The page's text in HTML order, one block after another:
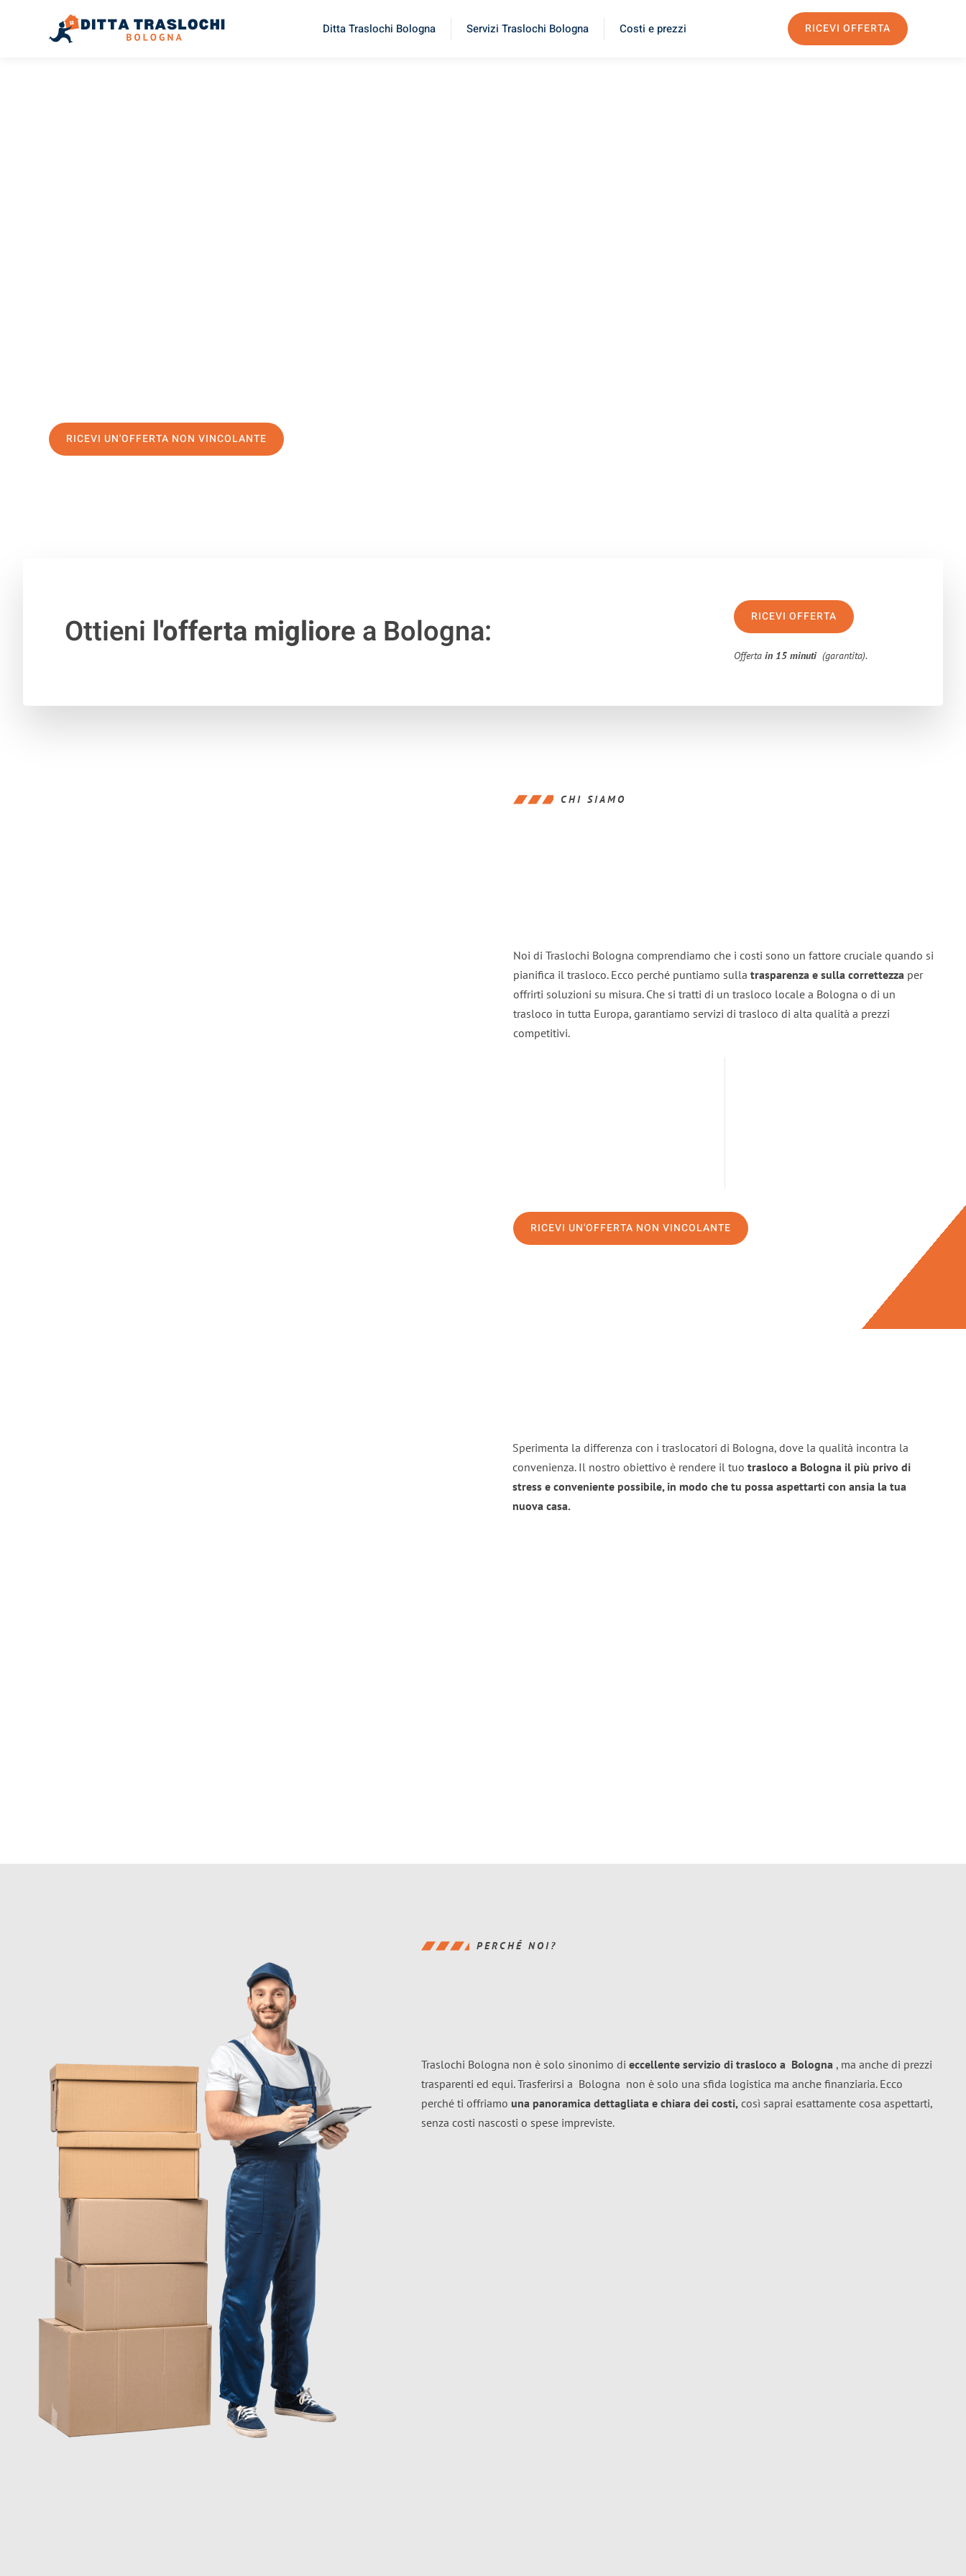
Ditta Traslochi Bologna Servizi Traslochi Bologna Costi e prezzi RICEVI OFFERTA
RICEVI UN'OFFERTA NON VINCOLANTE
Ottieni l'offerta migliorea Bologna: RICEVI OFFERTA
Offertain 15 minuti (garantita).
CHI SIAMO
Noi di Traslochi Bologna comprendiamo che i costi sono un fattore cruciale quando si
pianifica il trasloco. Ecco perché puntiamo sulla trasparenza e sulla correttezza per
offrirti soluzioni su misura. Che si tratti di un trasloco locale a Bologna o di un
trasloco in tutta Europa, garantiamo servizi di trasloco di alta qualità a prezzi
competitivi.
RICEVI UN'OFFERTA NON VINCOLANTE
Sperimenta la differenza con i traslocatori di Bologna, dove la qualità incontra la
convenienza. Il nostro obiettivo è rendere il tuo trasloco a Bologna il più privo di
stress e conveniente possibile, in modo che tu possa aspettarti con ansia la tua
nuova casa.
PERCHÉ NOI?
Traslochi Bologna non è solo sinonimo di eccellente servizio di trasloco a Bologna , ma anche di prezzi
trasparenti ed equi. Trasferirsi a Bologna non è solo una sfida logistica ma anche finanziaria. Ecco
perché ti offriamo una panoramica dettagliata e chiara dei costi, così saprai esattamente cosa aspettarti,
senza costi nascosti o spese impreviste.